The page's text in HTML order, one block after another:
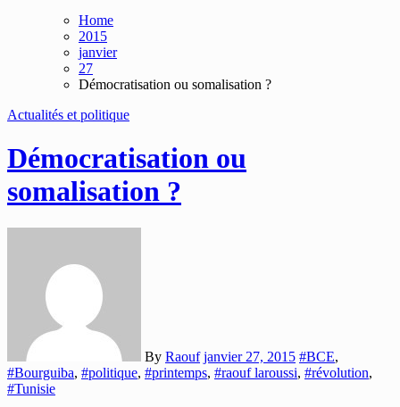
Home
2015
janvier
27
Démocratisation ou somalisation ?
Actualités et politique
Démocratisation ou
somalisation ?
By Raouf janvier 27, 2015 #BCE,
#Bourguiba, #politique, #printemps, #raouf laroussi, #révolution,
#Tunisie